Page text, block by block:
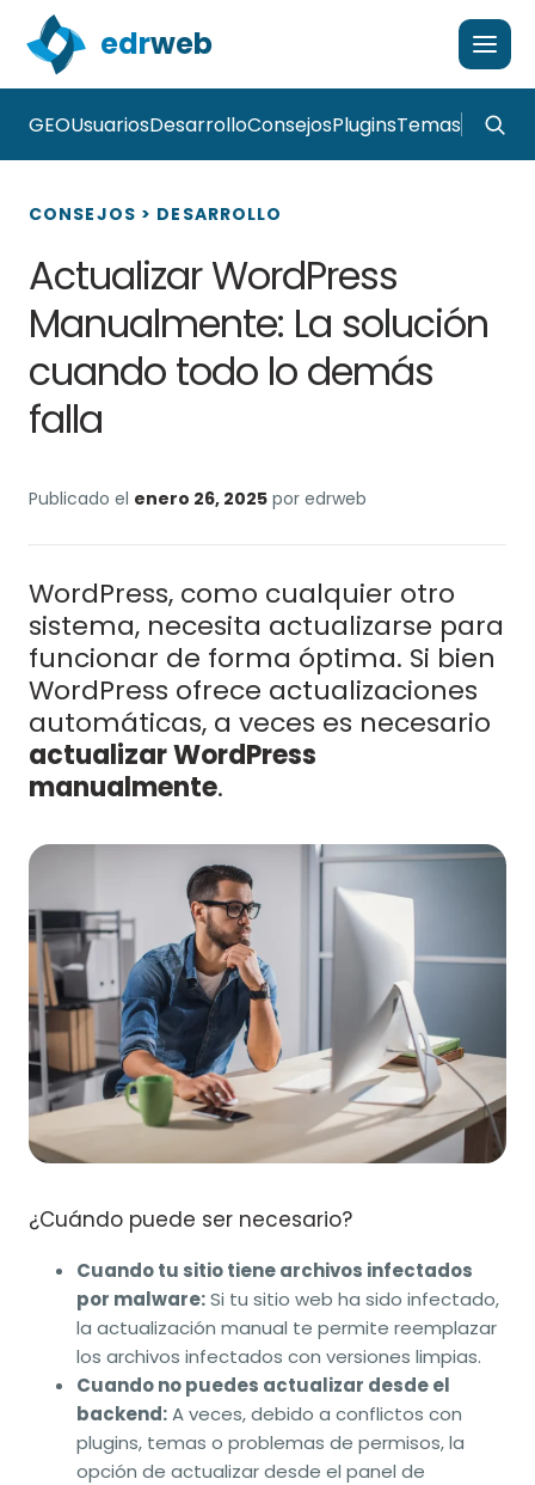
edrweb
GEOUsuariosDesarrolloConsejosPluginsTemas
CONSEJOS > DESARROLLO
Actualizar WordPress
Manualmente: La solución
cuando todo lo demás
falla
Publicado el enero 26, 2025 por edrweb
WordPress, como cualquier otro
sistema, necesita actualizarse para
funcionar de forma óptima. Si bien
WordPress ofrece actualizaciones
automáticas, a veces es necesario
actualizar WordPress
manualmente.
¿Cuándo puede ser necesario?
Cuando tu sitio tiene archivos infectados
por malware:Si tu sitio web ha sido infectado,
la actualización manual te permite reemplazar
los archivos infectados con versiones limpias.
Cuando no puedes actualizar desde el
backend:A veces, debido a conflictos con
plugins, temas o problemas de permisos, la
opción de actualizar desde el panel de